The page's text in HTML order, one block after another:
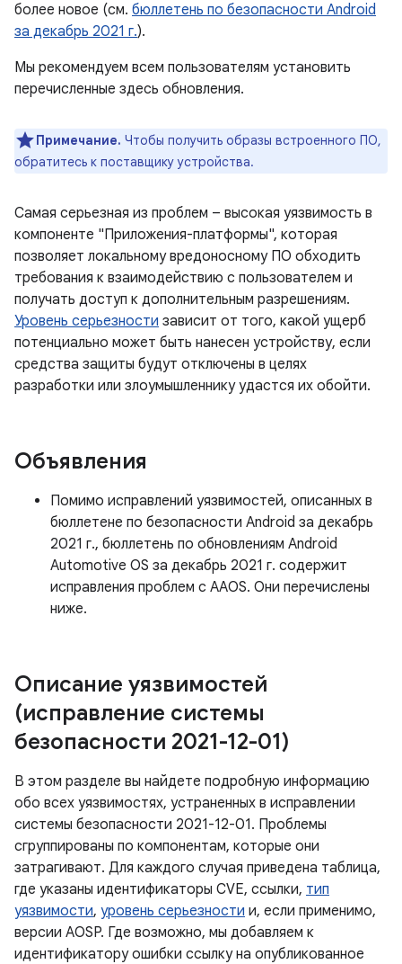
более новое (см. бюллетень по безопасности Android
за декабрь 2021 г.).
Мы рекомендуем всем пользователям установить
перечисленные здесь обновления.
Примечание. Чтобы получить образы встроенного ПО,
обратитесь к поставщику устройства.
Самая серьезная из проблем – высокая уязвимость в
компоненте "Приложения-платформы", которая
позволяет локальному вредоносному ПО обходить
требования к взаимодействию с пользователем и
получать доступ к дополнительным разрешениям.
Уровень серьезности зависит от того, какой ущерб
потенциально может быть нанесен устройству, если
средства защиты будут отключены в целях
разработки или злоумышленнику удастся их обойти.
Объявления
Помимо исправлений уязвимостей, описанных в
бюллетене по безопасности Android за декабрь
2021 г., бюллетень по обновлениям Android
Automotive OS за декабрь 2021 г. содержит
исправления проблем с AAOS. Они перечислены
ниже.
Описание уязвимостей
(исправление системы
безопасности 2021-12-01)
В этом разделе вы найдете подробную информацию
обо всех уязвимостях, устраненных в исправлении
системы безопасности 2021-12-01. Проблемы
сгруппированы по компонентам, которые они
затрагивают. Для каждого случая приведена таблица,
где указаны идентификаторы CVE, ссылки, тип
уязвимости, уровень серьезности и, если применимо,
версии AOSP. Где возможно, мы добавляем к
идентификатору ошибки ссылку на опубликованное